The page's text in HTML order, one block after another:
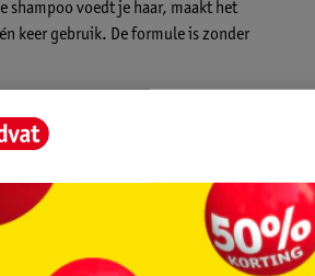
shampoo voedt je haar, maakt het
keer gebruik. De formule is zonder